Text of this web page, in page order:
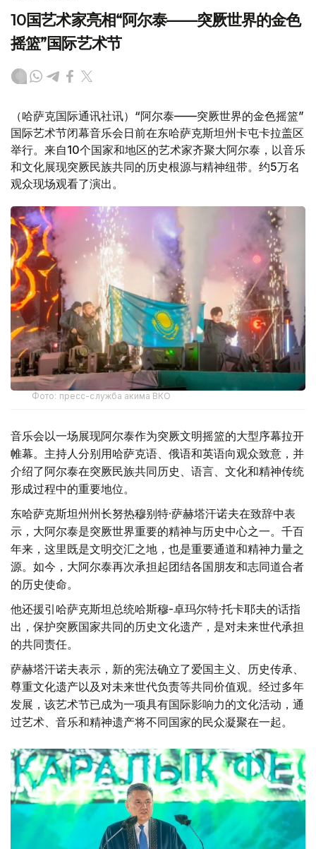
10国艺术家亮相“阿尔泰——突厥世界的金色
摇篮”国际艺术节
（哈萨克国际通讯社讯）“阿尔泰——突厥世界的金色摇篮”
国际艺术节闭幕音乐会日前在东哈萨克斯坦州卡屯卡拉盖区
举行。来自10个国家和地区的艺术家齐聚大阿尔泰，以音乐
和文化展现突厥民族共同的历史根源与精神纽带。约5万名
观众现场观看了演出。
Фото: пресс-служба акима ВКО
音乐会以一场展现阿尔泰作为突厥文明摇篮的大型序幕拉开
帷幕。主持人分别用哈萨克语、俄语和英语向观众致意，并
介绍了阿尔泰在突厥民族共同历史、语言、文化和精神传统
形成过程中的重要地位。
东哈萨克斯坦州州长努热穆别特·萨赫塔汗诺夫在致辞中表
示，大阿尔泰是突厥世界重要的精神与历史中心之一。千百
年来，这里既是文明交汇之地，也是重要通道和精神力量之
源。如今，大阿尔泰再次承担起团结各国朋友和志同道合者
的历史使命。
他还援引哈萨克斯坦总统哈斯穆-卓玛尔特·托卡耶夫的话指
出，保护突厥国家共同的历史文化遗产，是对未来世代承担
的共同责任。
萨赫塔汗诺夫表示，新的宪法确立了爱国主义、历史传承、
尊重文化遗产以及对未来世代负责等共同价值观。经过多年
发展，该艺术节已成为一项具有国际影响力的文化活动，通
过艺术、音乐和精神遗产将不同国家的民众凝聚在一起。